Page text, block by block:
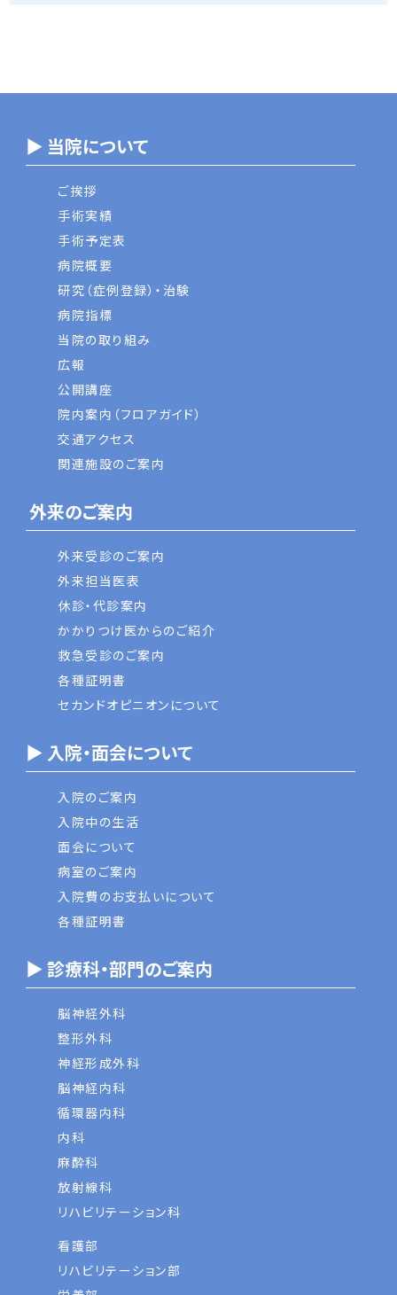
▶ 当院について
ご挨拶
手術実績
手術予定表
病院概要
研究（症例登録）・治験
病院指標
当院の取り組み
広報
公開講座
院内案内（フロアガイド）
交通アクセス
関連施設のご案内
外来のご案内
外来受診のご案内
外来担当医表
休診・代診案内
かかりつけ医からのご紹介
救急受診のご案内
各種証明書
セカンドオピニオンについて
▶ 入院・面会について
入院のご案内
入院中の生活
面会について
病室のご案内
入院費のお支払いについて
各種証明書
▶ 診療科・部門のご案内
脳神経外科
整形外科
神経形成外科
脳神経内科
循環器内科
内科
麻酔科
放射線科
リハビリテーション科
看護部
リハビリテーション部